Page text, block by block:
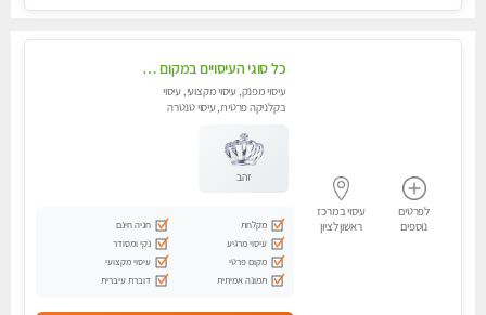
לפרטים
נוספים
עיסוי במרכז
ראשון לציון
כל סוגי העיסויים במקום הכי מושלם בעיר
עיסוי מפנק, עיסוי מקצועי, עיסוי
בקלניקה פרטית, עיסוי טנטרה
זהב
מקלחת
חניה חינם
עיסוי מרגיע
נקי ומסודר
מקום פרטי
עיסוי מקצועי
תמונה אמיתית
דוברת עיברית